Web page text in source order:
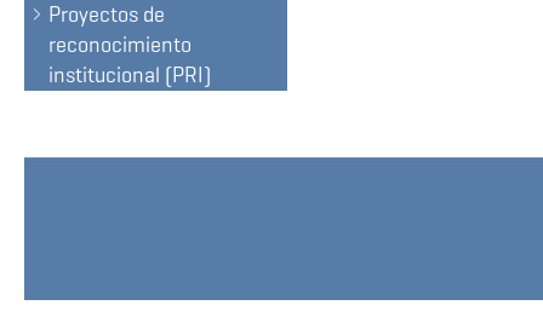
Proyectos de
reconocimiento
institucional (PRI)